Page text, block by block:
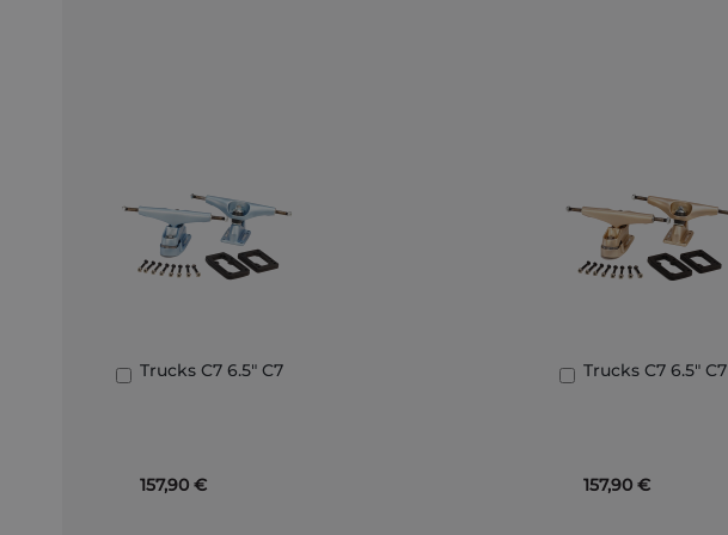
Trucks C7 6.5" C7
157,90 €
Añadir
Trucks C7 6.5" C7
157,90 €
Añadir